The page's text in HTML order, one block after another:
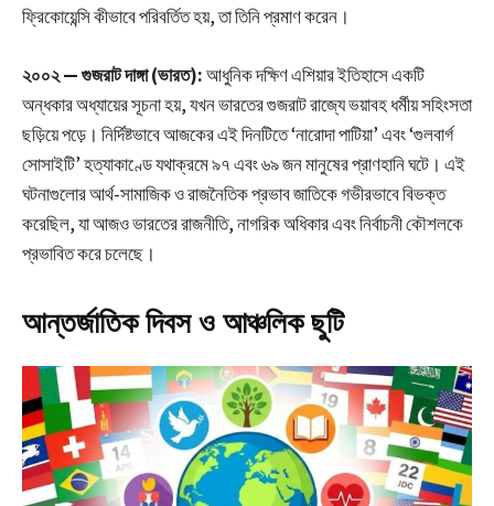
ফ্রিকোয়েন্সি কীভাবে পরিবর্তিত হয়, তা তিনি প্রমাণ করেন।
২০০২ — গুজরাট দাঙ্গা (ভারত):আধুনিক দক্ষিণ এশিয়ার ইতিহাসে একটি
অন্ধকার অধ্যায়ের সূচনা হয়, যখন ভারতের গুজরাট রাজ্যে ভয়াবহ ধর্মীয় সহিংসতা
ছড়িয়ে পড়ে। নির্দিষ্টভাবে আজকের এই দিনটিতে ‘নারোদা পাটিয়া’ এবং ‘গুলবার্গ
সোসাইটি’ হত্যাকাণ্ডে যথাক্রমে ৯৭ এবং ৬৯ জন মানুষের প্রাণহানি ঘটে। এই
ঘটনাগুলোর আর্থ-সামাজিক ও রাজনৈতিক প্রভাব জাতিকে গভীরভাবে বিভক্ত
করেছিল, যা আজও ভারতের রাজনীতি, নাগরিক অধিকার এবং নির্বাচনী কৌশলকে
প্রভাবিত করে চলেছে।
আন্তর্জাতিক দিবস ও আঞ্চলিক ছুটি